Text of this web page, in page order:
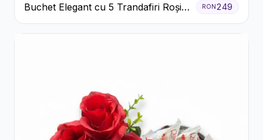
Buchet Elegant cu 5 Trandafiri Roșii
și Eucalipt
RON 249